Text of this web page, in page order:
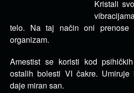
Kristali
telo. Na taj način oni prenose
organizam.
Amestist se koristi kod
ostalih bolesti VI čakre.
daje miran san.